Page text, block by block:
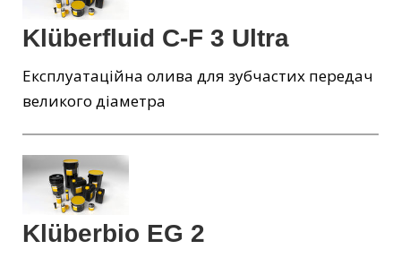
Klüberfluid C-F 3 Ultra
Експлуатаційна олива для зубчастих передач
великого діаметра
Klüberbio EG 2